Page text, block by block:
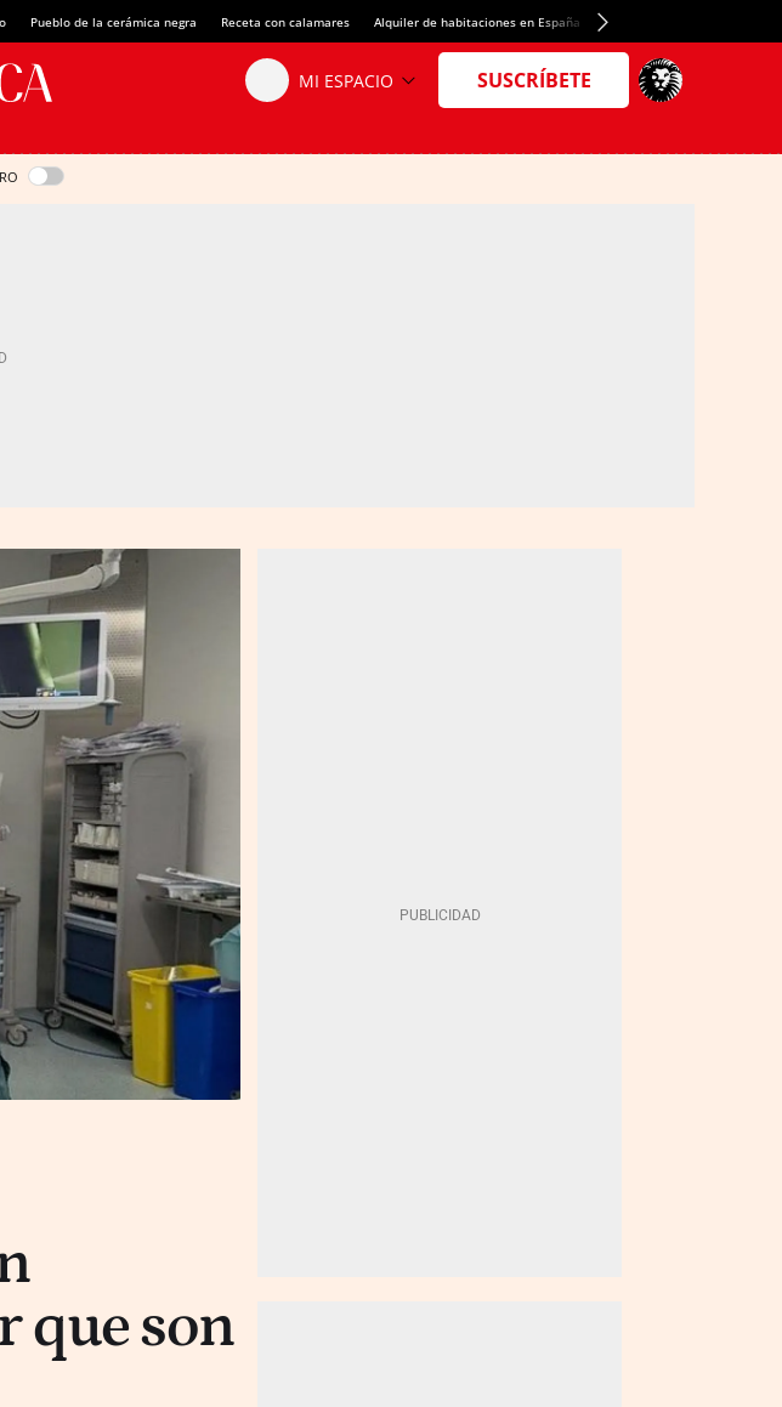
Pueblo de la cerámica negra Receta con calamares Alquiler de habitaciones en España Crédito del Spotify Camp Nou
que son